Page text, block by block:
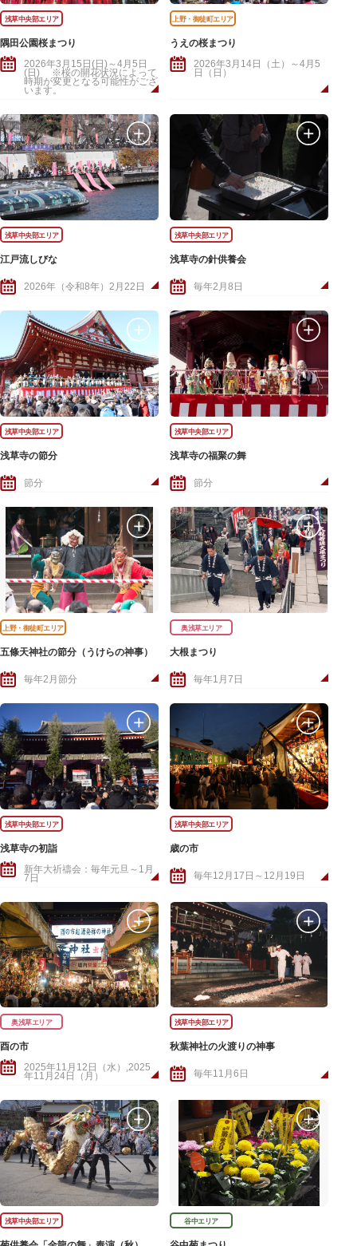
浅草中央部エリア
隅田公園桜まつり
2026年3月15日(日)～4月5日
(日) ※桜の開花状況によって
時期が変更となる可能性がござ
います。
上野・御徒町エリア
うえの桜まつり
2026年3月14日（土）～4月5
日（日）
浅草中央部エリア
江戸流しびな
2026年（令和8年）2月22日
浅草中央部エリア
浅草寺の針供養会
毎年2月8日
浅草中央部エリア
浅草寺の節分
節分
浅草中央部エリア
浅草寺の福聚の舞
節分
上野・御徒町エリア
五條天神社の節分（うけらの神事）
毎年2月節分
奥浅草エリア
大根まつり
毎年1月7日
浅草中央部エリア
浅草寺の初詣
新年大祈禱会：毎年元旦～1月
7日
浅草中央部エリア
歳の市
毎年12月17日～12月19日
奥浅草エリア
酉の市
2025年11月12日（水）,2025
年11月24日（月）
浅草中央部エリア
秋葉神社の火渡りの神事
毎年11月6日
浅草中央部エリア 谷中エリア